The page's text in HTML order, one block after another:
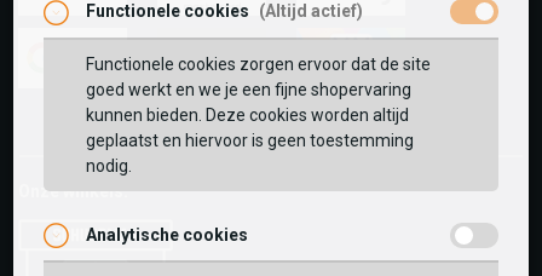
visa
fashion-
cheque
vvv-
giftcard
Onze winkels:
Functionele cookies (Altijd actief)
Functionele cookies zorgen ervoor dat de site
goed werkt en we je een fijne shopervaring
kunnen bieden. Deze cookies worden altijd
geplaatst en hiervoor is geen toestemming
nodig.
Analytische cookies